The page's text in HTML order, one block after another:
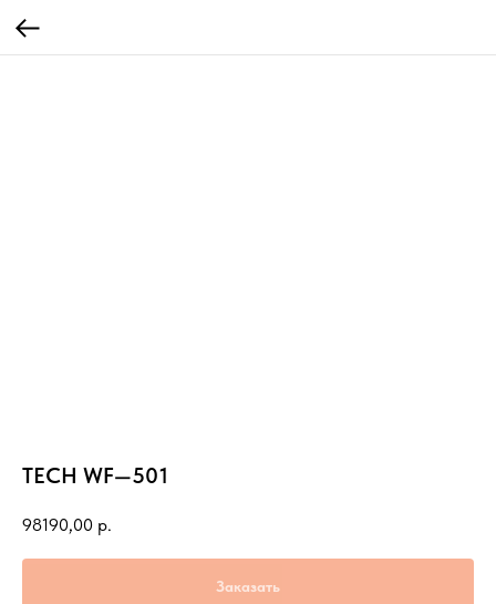
TECH WF—501
98190,00 р.
Заказать